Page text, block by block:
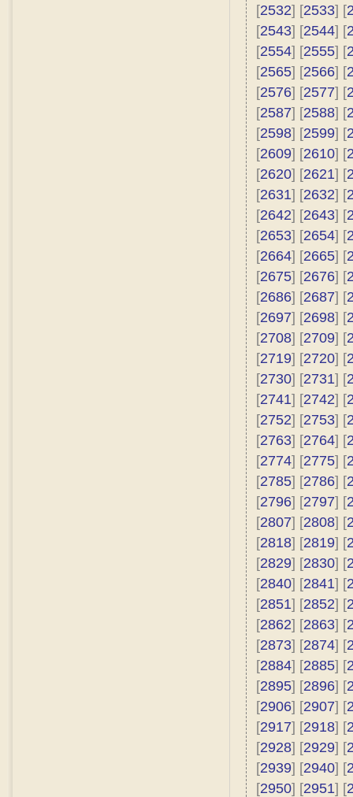
[2532] [2533] [
[2543] [2544] [
[2554] [2555] [
[2565] [2566] [
[2576] [2577] [
[2587] [2588] [
[2598] [2599] [
[2609] [2610] [
[2620] [2621] [
[2631] [2632] [
[2642] [2643] [
[2653] [2654] [
[2664] [2665] [
[2675] [2676] [
[2686] [2687] [
[2697] [2698] [
[2708] [2709] [
[2719] [2720] [
[2730] [2731] [
[2741] [2742] [
[2752] [2753] [
[2763] [2764] [
[2774] [2775] [
[2785] [2786] [
[2796] [2797] [
[2807] [2808] [
[2818] [2819] [
[2829] [2830] [
[2840] [2841] [
[2851] [2852] [
[2862] [2863] [
[2873] [2874] [
[2884] [2885] [
[2895] [2896] [
[2906] [2907] [
[2917] [2918] [
[2928] [2929] [
[2939] [2940] [
[2950] [2951] [